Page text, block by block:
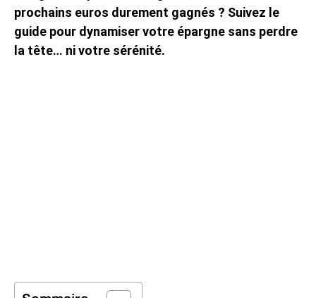
prochains euros durement gagnés ? Suivez le
guide pour dynamiser votre épargne sans perdre
la tête… ni votre sérénité.